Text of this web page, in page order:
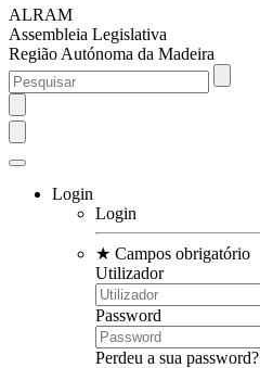
ALRAM
Assembleia Legislativa
Região Autónoma da Madeira
Login
Login
★ Campos obrigatório
Utilizador
Password
Perdeu a sua password?